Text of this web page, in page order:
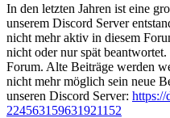
In den letzten Jahren ist eine
unserem Discord Server
nicht mehr aktiv in diesem
nicht oder nur spät
Forum. Alte Beiträge werden
nicht mehr möglich sein neue
unseren Discord Server: https://
224563159631921152